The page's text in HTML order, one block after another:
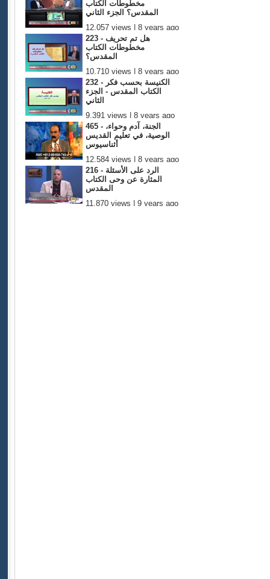
مخطوطات الكتاب
المقدس؟ الجزء الثاني
12,057 views | 8 years ago
223 - هل تم تحريف
مخطوطات الكتاب
المقدس؟
10,710 views | 8 years ago
232 - الكنيسة بحسب فكر
الكتاب المقدس - الجزء
الثاني
9,391 views | 8 years ago
465 - الجنة، آدم وحواء،
الوصية، في تعليم القديس
أثناسيوس
12,584 views | 8 years ago
216 - الرد على الأسئلة
المثارة عن وحى الكتاب
المقدس
11,870 views | 9 years ago